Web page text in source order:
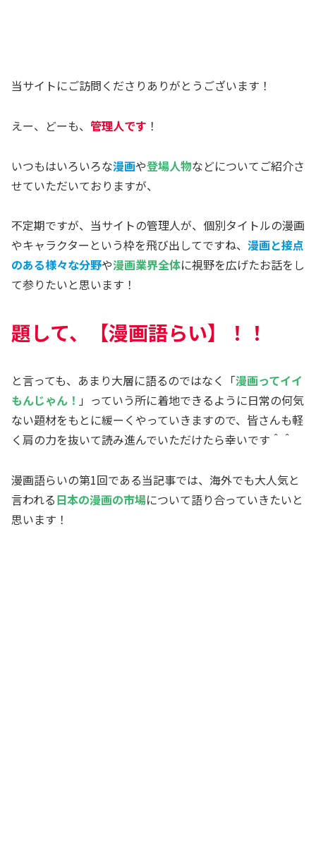
当サイトにご訪問くださりありがとうございます！
えー、どーも、 管理人です ！
いつもはいろいろな漫画や登場人物などについてご紹介さ
せていただいておりますが、
不定期ですが、当サイトの管理人が、個別タイトルの漫画
やキャラクターという枠を飛び出してですね、 漫画と接点
のある様々な分野や漫画業界全体に視野を広げたお話をし
て参りたいと思います！
題して、【漫画語らい】 ！！
と言っても、あまり大層に語るのではなく「漫画ってイイ
もんじゃん！ 」っていう所に着地できるように日常の何気
ない題材をもとに緩ーくやっていきますので、皆さんも軽
く肩の力を抜いて読み進んでいただけたら幸いです＾＾
漫画語らいの第1回である当記事では、海外でも大人気と
言われる日本の漫画の市場について語り合っていきたいと
思います！